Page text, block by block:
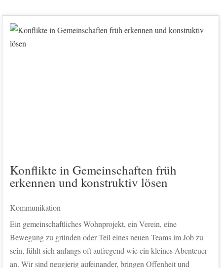
Konflikte in Gemeinschaften früh
erkennen und konstruktiv lösen
Kommunikation
Ein gemeinschaftliches Wohnprojekt, ein Verein, eine
Bewegung zu gründen oder Teil eines neuen Teams im Job zu
sein, fühlt sich anfangs oft aufregend wie ein kleines Abenteuer
an. Wir sind neugierig aufeinander, bringen Offenheit und